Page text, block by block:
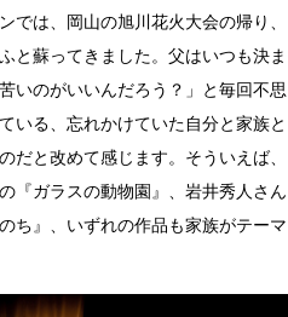
では、岡山の旭川花火大会の帰り、
と蘇ってきました。父はいつも決ま
いのがいいんだろう？」と毎回不思
いる、忘れかけていた自分と家族と
だと改めて感じます。そういえば、
『ガラスの動物園』、岩井秀人さん
ち』、いずれの作品も家族がテーマ